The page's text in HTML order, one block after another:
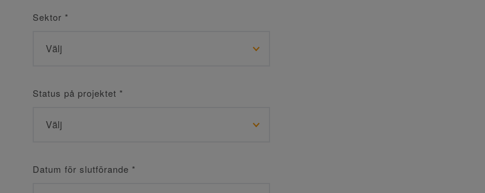
Sektor *
Status på projektet *
Datum för slutförande *